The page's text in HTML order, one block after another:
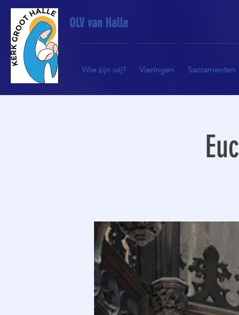
OLV van Halle
Wie zijn wij? Vieringen Sacramenten